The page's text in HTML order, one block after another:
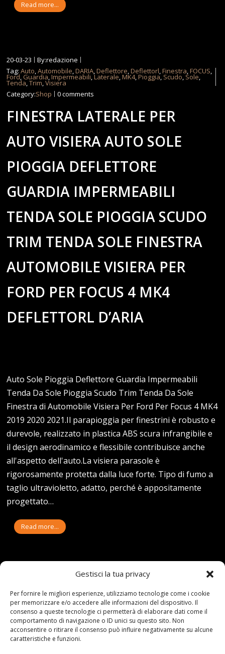
Gestisci la tua privacy
Per fornire le migliori esperienze, utilizziamo tecnologie come i cookie
per memorizzare e/o accedere alle informazioni del dispositivo. Il
consenso a queste tecnologie ci permetterà di elaborare dati come il
comportamento di navigazione o ID unici su questo sito. Non
acconsentire o ritirare il consenso può influire negativamente su alcune
caratteristiche e funzioni.
Read more...
20-03-23
By:redazione
Tag:Auto,Automobile,DARIA,Deflettore,Deflettorl,Finestra,FOCUS,
Ford, Guardia,Impermeabili,Laterale,MK4,Pioggia, Scudo, Sole,
Tenda,Trim,Visiera
Category:Shop 0 comments
FINESTRA LATERALE PER
AUTO VISIERA AUTO SOLE
PIOGGIA DEFLETTORE
GUARDIA IMPERMEABILI
TENDA SOLE PIOGGIA SCUDO
TRIM TENDA SOLE FINESTRA
AUTOMOBILE VISIERA PER
FORD PER FOCUS 4 MK4
DEFLETTORL D’ARIA
Auto Sole Pioggia Deflettore Guardia Impermeabili
Tenda Da Sole Pioggia Scudo Trim Tenda Da Sole
Finestra di Automobile Visiera Per Ford Per Focus 4 MK4
2019 2020 2021.Il parapioggia per finestrini è robusto e
durevole, realizzato in plastica ABS scura infrangibile e
il design aerodinamico e flessibile contribuisce anche
all'aspetto dell'auto.La visiera parasole è
rigorosamente protetta dalla luce forte. Tipo di fumo a
taglio ultravioletto, adatto, perché è appositamente
progettato…
Read more...
Tag:Auto,AutOcean, Copertura, Defender, della,finestrini, Guard,
Land,laterali, Pioggia ,Porta,Rifugi,Rover,Sole,Tende ,Trim , Vent,
Visiera
Category:Shop 0 comments
AUTOCEAN AUTO TENDE DA